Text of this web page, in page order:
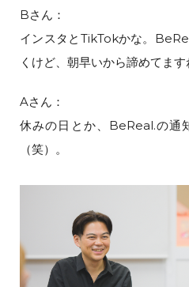
Bさん：
インスタとTikTokかな。
くけど、朝早いから諦めてます
Aさん：
休みの日とか、BeReal.の通
（笑）。